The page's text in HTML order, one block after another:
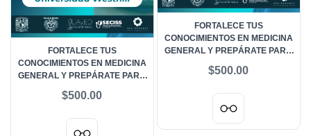
FORTALECE TUS
CONOCIMIENTOS EN MEDICINA
GENERAL Y PREPÁRATE PARA
DE AGOSTO 2026 -
$500.00
FORTALECE TUS
CONOCIMIENTOS EN MEDICINA
GENERAL Y PREPÁRATE PARA
DE AGOSTO 2026 -
$500.00